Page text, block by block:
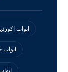
ابواب